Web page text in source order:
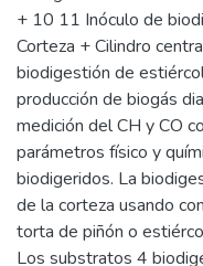
+ 10 11 Inóculo de
Corteza + Cilindro
biodigestión de
producción de biogás
medición del CH y CO
parámetros físico y
biodigeridos. La
de la corteza usando
torta de piñón o
Los substratos 4